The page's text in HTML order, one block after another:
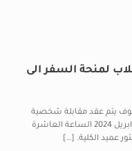
لمنحة السفر الى
سوف يتم عقد مقابلة شخصية
لهم للسفر الى رومانيا وذلك يوم الاثنين 1 ابريل 2024 الساعة العاشرة
عميد الكلية. […]